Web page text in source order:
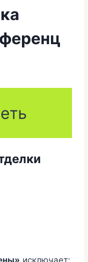
исключает: